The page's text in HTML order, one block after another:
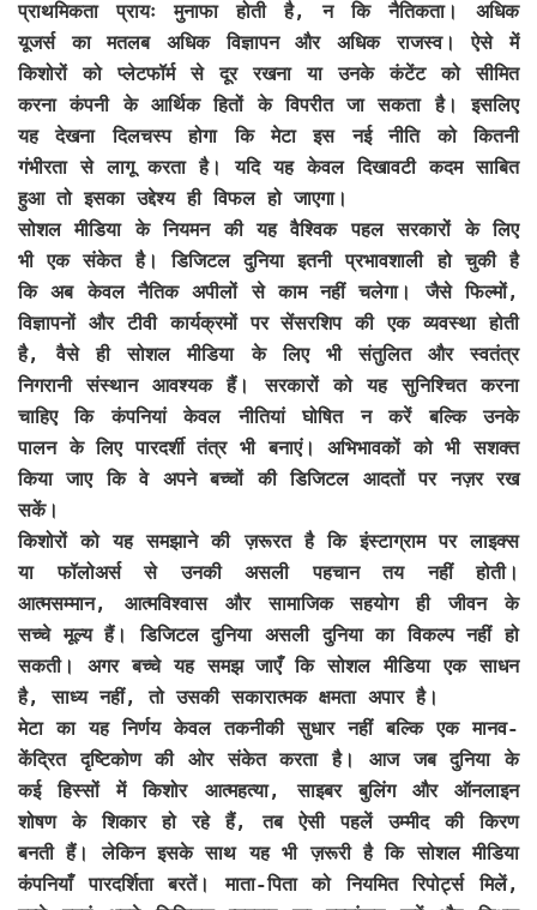
प्राथमिकता प्रायः मुनाफा होती है, न कि नैतिकता। अधिक
यूजर्स का मतलब अधिक विज्ञापन और अधिक राजस्व। ऐसे में
किशोरों को प्लेटफॉर्म से दूर रखना या उनके कंटेंट को सीमित
करना कंपनी के आर्थिक हितों के विपरीत जा सकता है। इसलिए
यह देखना दिलचस्प होगा कि मेटा इस नई नीति को कितनी
गंभीरता से लागू करता है। यदि यह केवल दिखावटी कदम साबित
हुआ तो इसका उद्देश्य ही विफल हो जाएगा।
सोशल मीडिया के नियमन की यह वैश्विक पहल सरकारों के लिए
भी एक संकेत है। डिजिटल दुनिया इतनी प्रभावशाली हो चुकी है
कि अब केवल नैतिक अपीलों से काम नहीं चलेगा। जैसे फिल्मों,
विज्ञापनों और टीवी कार्यक्रमों पर सेंसरशिप की एक व्यवस्था होती
है, वैसे ही सोशल मीडिया के लिए भी संतुलित और स्वतंत्र
निगरानी संस्थान आवश्यक हैं। सरकारों को यह सुनिश्चित करना
चाहिए कि कंपनियां केवल नीतियां घोषित न करें बल्कि उनके
पालन के लिए पारदर्शी तंत्र भी बनाएं। अभिभावकों को भी सशक्त
किया जाए कि वे अपने बच्चों की डिजिटल आदतों पर नज़र रख
सकें।
किशोरों को यह समझाने की ज़रूरत है कि इंस्टाग्राम पर लाइक्स
या फॉलोअर्स से उनकी असली पहचान तय नहीं होती।
आत्मसम्मान, आत्मविश्वास और सामाजिक सहयोग ही जीवन के
सच्चे मूल्य हैं। डिजिटल दुनिया असली दुनिया का विकल्प नहीं हो
सकती। अगर बच्चे यह समझ जाएँ कि सोशल मीडिया एक साधन
है, साध्य नहीं, तो उसकी सकारात्मक क्षमता अपार है।
मेटा का यह निर्णय केवल तकनीकी सुधार नहीं बल्कि एक मानव-
केंद्रित दृष्टिकोण की ओर संकेत करता है। आज जब दुनिया के
कई हिस्सों में किशोर आत्महत्या, साइबर बुलिंग और ऑनलाइन
शोषण के शिकार हो रहे हैं, तब ऐसी पहलें उम्मीद की किरण
बनती हैं। लेकिन इसके साथ यह भी ज़रूरी है कि सोशल मीडिया
कंपनियाँ पारदर्शिता बरतें। माता-पिता को नियमित रिपोर्ट्स मिलें,